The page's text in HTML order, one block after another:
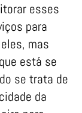
esses
para
mas
está se
se trata de
da